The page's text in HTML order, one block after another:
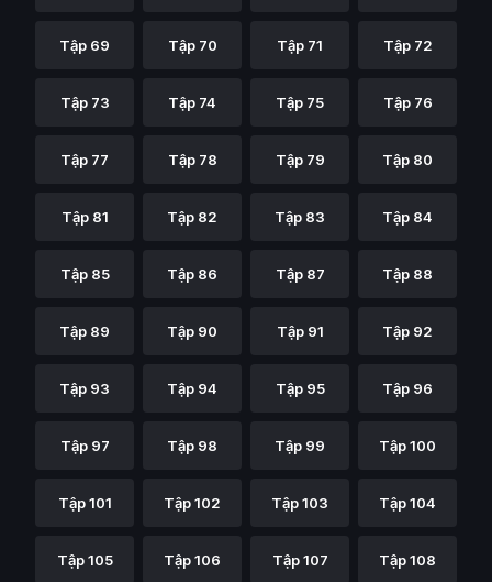
Tập 69 Tập 70 Tập 71 Tập 72
Tập 73 Tập 74 Tập 75 Tập 76
Tập 77 Tập 78 Tập 79 Tập 80
Tập 81 Tập 82 Tập 83 Tập 84
Tập 85 Tập 86 Tập 87 Tập 88
Tập 89 Tập 90 Tập 91 Tập 92
Tập 93 Tập 94 Tập 95 Tập 96
Tập 97 Tập 98 Tập 99 Tập 100
Tập 101 Tập 102 Tập 103 Tập 104
Tập 105 Tập 106 Tập 107 Tập 108